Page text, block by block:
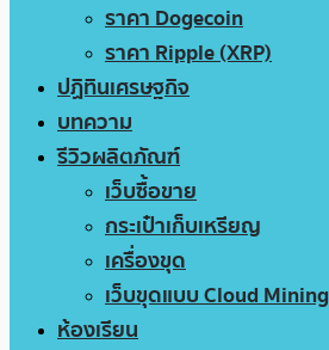
ราคา Dogecoin
ราคา Ripple (XRP)
ปฏิทินเศรษฐกิจ
บทความ
รีวิวผลิตภัณฑ์
เว็บซื้อขาย
กระเป๋าเก็บเหรียญ
เครื่องขุด
เว็บขุดแบบ Cloud Mining
ห้องเรียน